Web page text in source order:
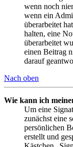
wenn noch
wenn ein
überarbeitet
halten, eine
überarbeitet
einen Beitrag
darauf
Nach oben
Wie kann ich
Um eine
zunächst eine
persönlichen
erstellt und